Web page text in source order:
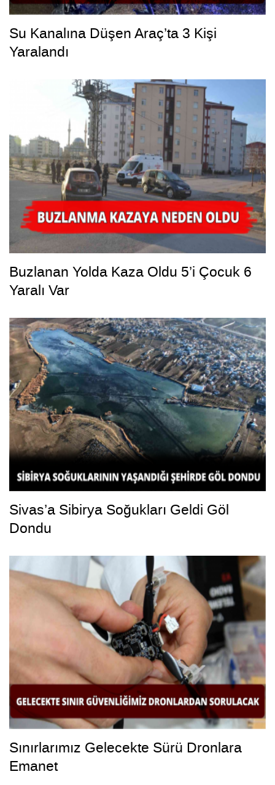
Su Kanalına Düşen Araç’ta 3 Kişi
Yaralandı
Buzlanan Yolda Kaza Oldu 5’i Çocuk 6
Yaralı Var
Sivas’a Sibirya Soğukları Geldi Göl
Dondu
Sınırlarımız Gelecekte Sürü Dronlara
Emanet